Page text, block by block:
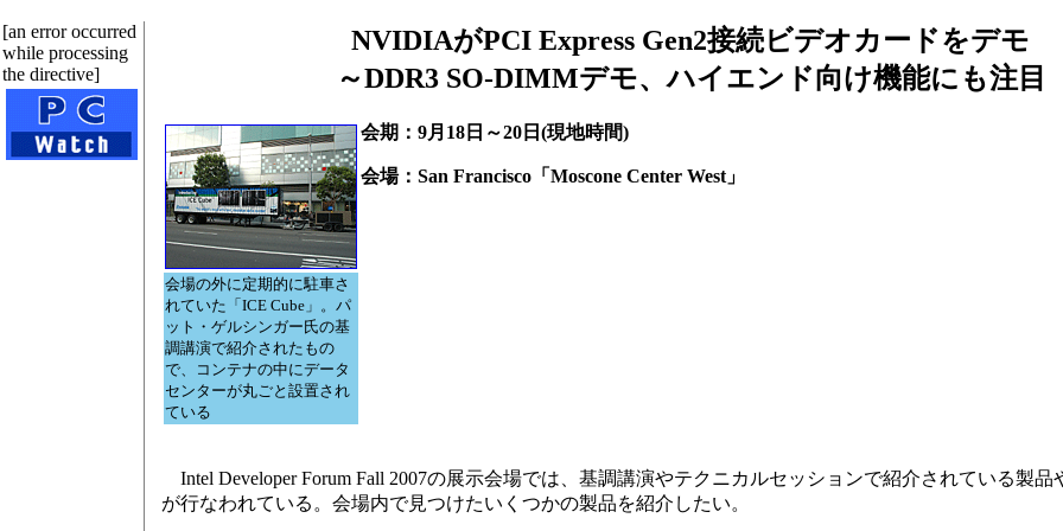
[an error occurred
while processing
the directive]
NVIDIAがPCI Express Gen2接続ビデオカードをデモ
～DDR3 SO-DIMMデモ、ハイエンド向け機能にも注目
会場の外に定期的に駐車さ
れていた「ICE Cube」。パ
ット・ゲルシンガー氏の基
調講演で紹介されたもの
で、コンテナの中にデータ
センターが丸ごと設置され
ている
会期：9月18日～20日(現地時間)
会場：San Francisco「Moscone Center West」
Intel Developer Forum Fall 2007の展示会場では、基調講演やテクニカルセッションで紹介されている製品
が行なわれている。会場内で見つけたいくつかの製品を紹介したい。